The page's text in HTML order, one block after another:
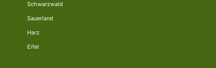
Schwarzwald
Sauerland
Harz
Eifel